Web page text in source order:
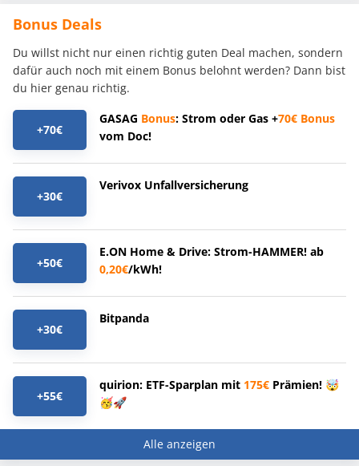
Bonus Deals
Du willst nicht nur einen richtig guten Deal machen, sondern
dafür auch noch mit einem Bonus belohnt werden? Dann bist
du hier genau richtig.
+70€
GASAG Bonus: Strom oder Gas +70€ Bonus
vom Doc!
+30€
Verivox Unfallversicherung
+50€
E.ON Home & Drive: Strom-HAMMER! ab
0,20€/kWh!
+30€
Bitpanda
+55€
quirion: ETF-Sparplan mit 175€ Prämien! 🤯
🥳🚀
Alle anzeigen